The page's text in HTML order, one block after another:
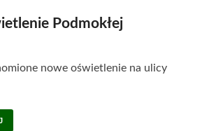
Podmokłej
nowe oświetlenie na ulicy